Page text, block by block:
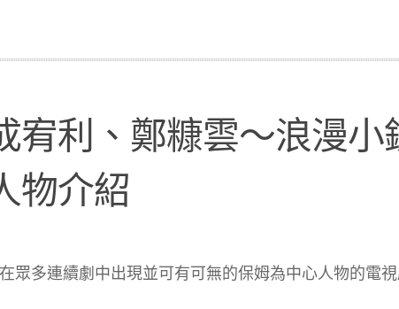
宥利、鄭糠雲～浪漫小
物介紹
眾多連續劇中出現並可有可無的保姆為中心人物的電